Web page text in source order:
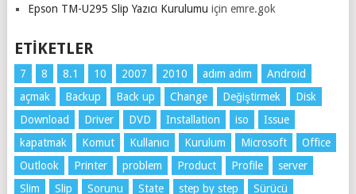
Epson TM-U295 Slip Yazıcı Kurulumu için emre.gok
ETIKETLER
7 8 8.1 10 2007 2010 adım adım
Android
açmak
Backup Back up Change Değiştirmek
Disk
Download
Driver DVD Installation iso
Issue
kapatmak
Komut Kullanıcı Kurulum Microsoft
Office
Outlook
Printer problem Product Profile
server
Slim
Slip Sorunu State step by step
Sürücü